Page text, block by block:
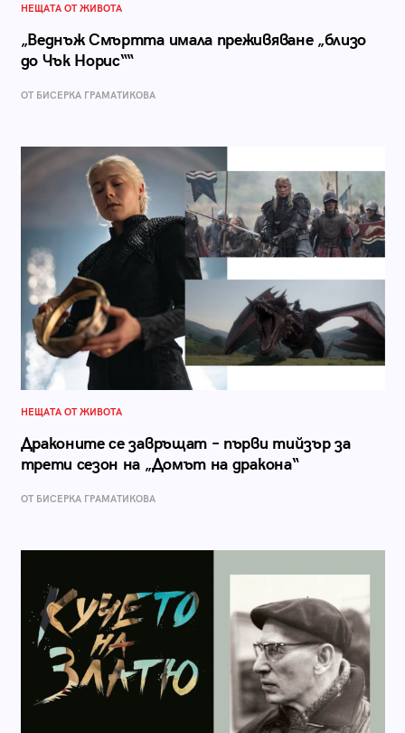
НЕЩАТА ОТ ЖИВОТА
„Веднъж Смъртта имала преживяване „близо
до Чък Норис““
ОТ БИСЕРКА ГРАМАТИКОВА
НЕЩАТА ОТ ЖИВОТА
Драконите се завръщат – първи тийзър за
трети сезон на „Домът на дракона“
ОТ БИСЕРКА ГРАМАТИКОВА